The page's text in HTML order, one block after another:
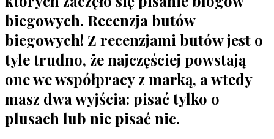
biegowych. Recenzja butów
biegowych! Z recenzjami butów jest o
tyle trudno, że najczęściej powstają
one we współpracy z marką, a wtedy
masz dwa wyjścia: pisać tylko o
plusach lub nie pisać nic.